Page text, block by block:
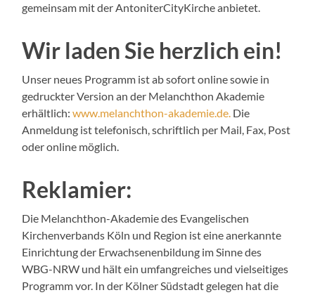
gemeinsam mit der AntoniterCityKirche anbietet.
Wir laden Sie herzlich ein!
Unser neues Programm ist ab sofort online sowie in
gedruckter Version an der Melanchthon Akademie
erhältlich:www.melanchthon-akademie.de. Die
Anmeldung ist telefonisch, schriftlich per Mail, Fax, Post
oder online möglich.
Reklamier:
Die Melanchthon-Akademie des Evangelischen
Kirchenverbands Köln und Region ist eine anerkannte
Einrichtung der Erwachsenenbildung im Sinne des
WBG-NRW und hält ein umfangreiches und vielseitiges
Programm vor. In der Kölner Südstadt gelegen hat die